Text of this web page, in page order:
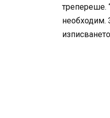
трепереше.
необходим.